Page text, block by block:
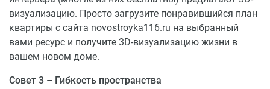
визуализацию. Просто загрузите понравившийся план
квартиры с сайта novostroyka116.ru на выбранный
вами ресурс и получите 3D-визуализацию жизни в
вашем новом доме.
Совет 3 – Гибкость пространства